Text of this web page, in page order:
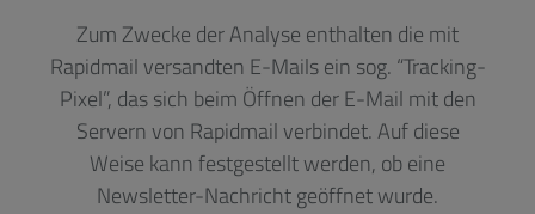
Zum Zwecke der Analyse enthalten die mit
Rapidmail versandten E-Mails ein sog. “Tracking-
Pixel”, das sich beim Öffnen der E-Mail mit den
Servern von Rapidmail verbindet. Auf diese
Weise kann festgestellt werden, ob eine
Newsletter-Nachricht geöffnet wurde.